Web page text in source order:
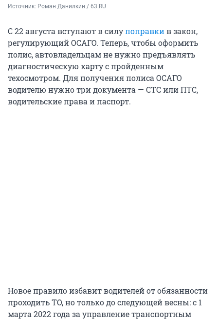
Источник: Роман Данилкин / 63.RU
С 22 августа вступают в силупоправкив закон,
регулирующий ОСАГО. Теперь, чтобы оформить
полис, автовладельцам не нужно предъявлять
диагностическую карту с пройденным
техосмотром. Для получения полиса ОСАГО
водителю нужно три документа — СТС или ПТС,
водительские права и паспорт.
Новое правило избавит водителей от обязанности
проходить ТО, но только до следующей весны: с 1
марта 2022 года за управление транспортным